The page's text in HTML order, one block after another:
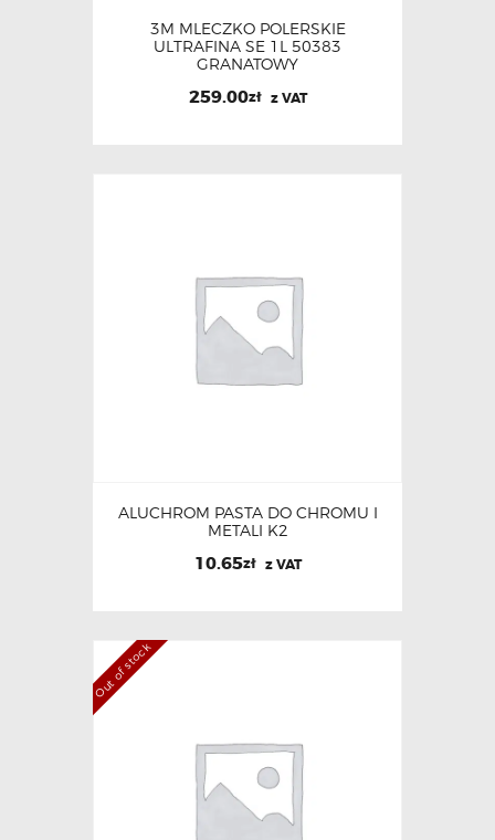
3M MLECZKO POLERSKIE
ULTRAFINA SE 1L 50383
GRANATOWY
259.00zł z VAT
ALUCHROM PASTA DO CHROMU I
METALI K2
10.65zł z VAT
Out of stock